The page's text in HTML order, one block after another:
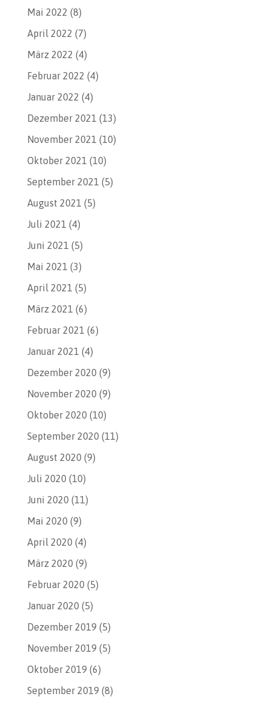
Mai 2022 (8)
April 2022 (7)
März 2022 (4)
Februar 2022 (4)
Januar 2022 (4)
Dezember 2021 (13)
November 2021 (10)
Oktober 2021 (10)
September 2021 (5)
August 2021 (5)
Juli 2021 (4)
Juni 2021 (5)
Mai 2021 (3)
April 2021 (5)
März 2021 (6)
Februar 2021 (6)
Januar 2021 (4)
Dezember 2020 (9)
November 2020 (9)
Oktober 2020 (10)
September 2020 (11)
August 2020 (9)
Juli 2020 (10)
Juni 2020 (11)
Mai 2020 (9)
April 2020 (4)
März 2020 (9)
Februar 2020 (5)
Januar 2020 (5)
Dezember 2019 (5)
November 2019 (5)
Oktober 2019 (6)
September 2019 (8)